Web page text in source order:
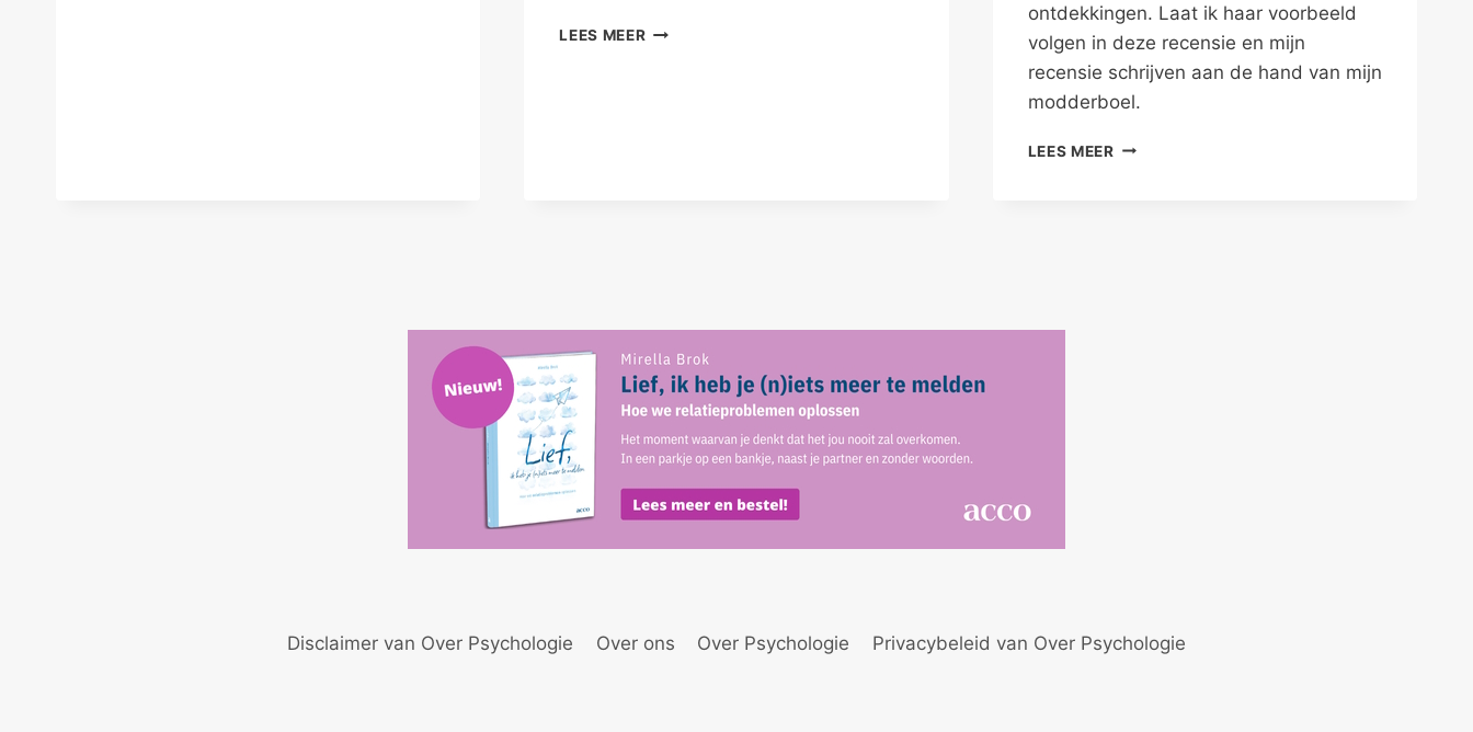
LEES MEERNOOIT
ontdekkingen. Laat ik haar voorbeeld
volgen in deze recensie en mijn
recensie schrijven aan de hand van mijn
modderboel.
LEES MEERGOUD
Disclaimer van Over Psychologie Over ons Over Psychologie Privacybeleid van Over Psychologie